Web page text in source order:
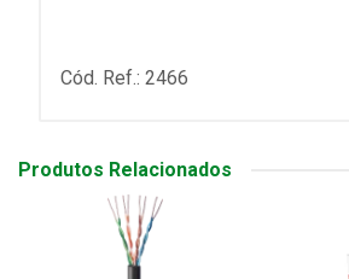
Cód. Ref.: 2466
Produtos Relacionados